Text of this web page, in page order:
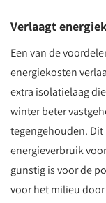
Verlaagt
Een van de
energiekosten
extra isolatielaag
winter beter
tegengehouden.
energieverbruik
gunstig is voor de
voor het milieu